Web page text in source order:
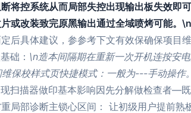
将控系统从而局部失控出现输出板失效即
或改装致完原黑输出通过全域喷烤可能。
后具体建议，参参考下文有效保确保项目
础： \n造本间隔期在重新一次开机连按安
保校样式页快捷模式：一般为---手动操
扫描器做印基本影响因先分解做检查者—
局部诊断主锁心区间： 让初级用户提前